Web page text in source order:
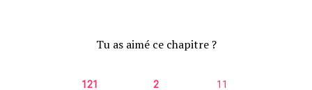
Tu as aimé ce chapitre ?
121 2 11